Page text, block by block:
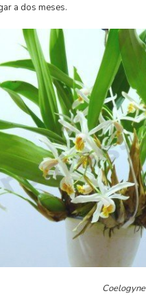
a dos meses.
Coelogyne